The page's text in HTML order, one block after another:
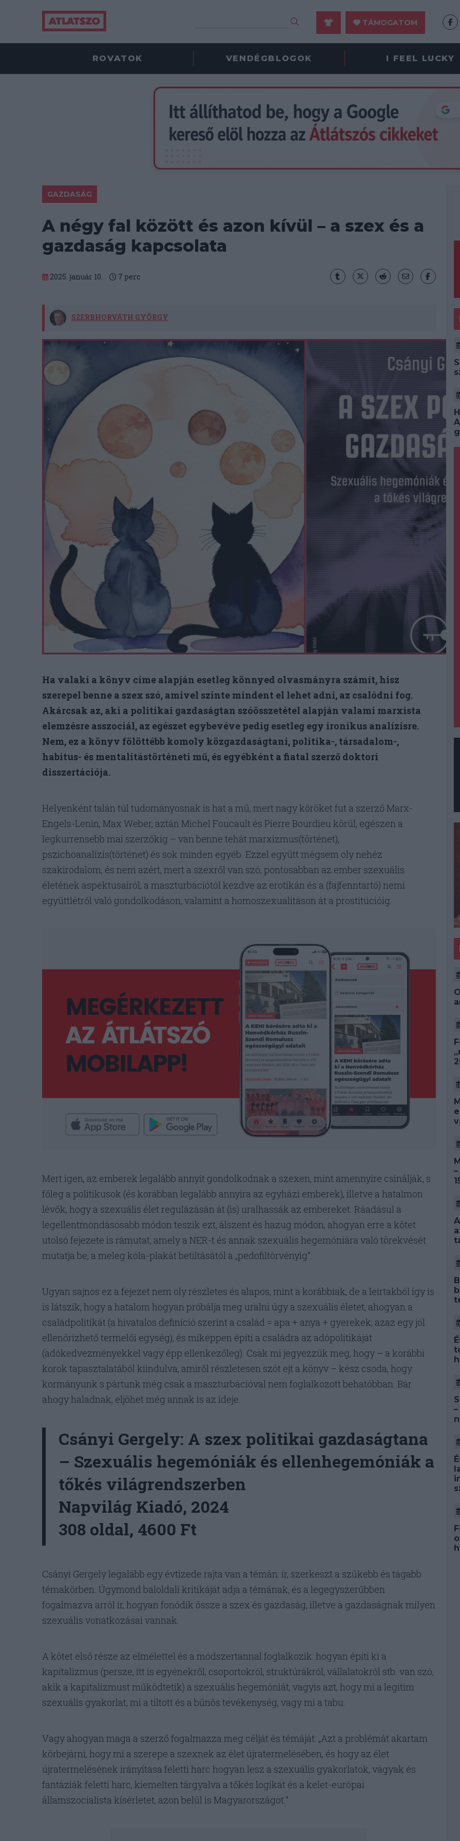
TÁMOGATOM
ROVATOK VENDÉGBLOGOK I FEEL LUCKY
GAZDASÁG
A négy fal között és azon kívül – a szex és a
gazdaság kapcsolata
2025. január 10. 7 perc
SZERBHORVÁTH GYÖRGY
Ha valaki a könyv címe alapján esetleg könnyed olvasmányra számít, hisz
szerepel benne a szex szó, amivel szinte mindent el lehet adni, az csalódni fog.
Akárcsak az, aki a politikai gazdaságtan szóösszetétel alapján valami marxista
elemzésre asszociál, az egészet egybevéve pedig esetleg egy ironikus analízisre.
Nem, ez a könyv fölöttébb komoly közgazdaságtani, politika-, társadalom-,
habitus- és mentalitástörténeti mű, és egyébként a fiatal szerző doktori
disszertációja.
Helyenként talán túl tudományosnak is hat a mű, mert nagy köröket fut a szerző Marx-
Engels-Lenin, Max Weber, aztán Michel Foucault és Pierre Bourdieu körül, egészen a
legkurrensebb mai szerzőkig – van benne tehát marxizmus(történet),
pszichoanalízis(történet) és sok minden egyéb. Ezzel együtt mégsem oly nehéz
szakirodalom, és nem azért, mert a szexről van szó, pontosabban az ember szexuális
életének aspektusairól, a maszturbációtól kezdve az erotikán és a (fajfenntartó) nemi
együttlétről való gondolkodáson, valamint a homoszexualitáson át a prostitúcióig.
Mert igen, az emberek legalább annyit gondolkodnak a szexen, mint amennyire csinálják, s
főleg a politikusok (és korábban legalább annyira az egyházi emberek), illetve a hatalmon
lévők, hogy a szexuális élet regulázásán át (is) uralhassák az embereket. Ráadásul a
legellentmondásosabb módon teszik ezt, álszent és hazug módon, ahogyan erre a kötet
utolsó fejezete is rámutat, amely a NER-t és annak szexuális hegemóniára való törekvését
mutatja be, a meleg kóla-plakát betiltásától a „pedofiltörvényig”.
Ugyan sajnos ez a fejezet nem oly részletes és alapos, mint a korábbiak, de a leírtakból így is
is látszik, hogy a hatalom hogyan próbálja meg uralni úgy a szexuális életet, ahogyan a
családpolitikát (a hivatalos definíció szerint a család = apa + anya + gyerekek; azaz egy jól
ellenőrizhető termelői egység), és miképpen építi a családra az adópolitikáját
(adókedvezményekkel vagy épp ellenkezőleg). Csak mi jegyezzük meg, hogy – a korábbi
korok tapasztalatából kiindulva, amiről részletesen szót ejt a könyv – kész csoda, hogy
kormányunk s pártunk még csak a maszturbációval nem foglalkozott behatóbban. Bár
ahogy haladnak, eljöhet még annak is az ideje.
Csányi Gergely: A szex politikai gazdaságtana
– Szexuális hegemóniák és ellenhegemóniák a
tőkés világrendszerben
Napvilág Kiadó, 2024
308 oldal, 4600 Ft
Csányi Gergely legalább egy évtizede rajta van a témán: ír, szerkeszt a szűkebb és tágabb
témakörben. Úgymond baloldali kritikáját adja a témának, és a legegyszerűbben
fogalmazva arról ír, hogyan fonódik össze a szex és gazdaság, illetve a gazdaságnak milyen
szexuális vonatkozásai vannak.
A kötet első része az elmélettel és a módszertannal foglalkozik: hogyan építi ki a
kapitalizmus (persze, itt is egyénekről, csoportokról, struktúrákról, vállalatokról stb. van szó,
akik a kapitalizmust működtetik) a szexuális hegemóniát, vagyis azt, hogy mi a legitim
szexuális gyakorlat, mi a tiltott és a bűnös tevékenység, vagy mi a tabu.
Vagy ahogyan maga a szerző fogalmazza meg célját és témáját: „Azt a problémát akartam
körbejárni, hogy mi a szerepe a szexnek az élet újratermelésében, és hogy az élet
újratermelésének irányítása feletti harc hogyan lesz a szexuális gyakorlatok, vágyak és
fantáziák feletti harc, kiemelten tárgyalva a tőkés logikát és a kelet-európai
államszocialista kísérletet, azon belül is Magyarországot.”